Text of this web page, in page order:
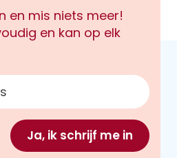
en mis niets meer!
en kan op elk
Ja, ik schrijf me in